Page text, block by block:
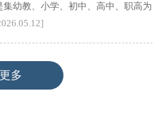
幼教、小学、初中、高中、职高为
多